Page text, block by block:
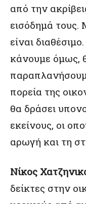
από την
εισόδημά
είναι
κάνουμε όμως,
πορεία της
θα δράσει
εκείνους, οι
αρωγή και τη
Νίκος
δείκτες στην